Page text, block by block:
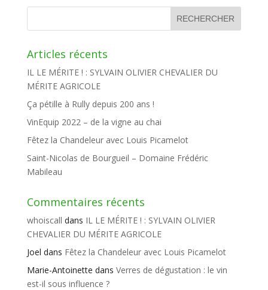
Articles récents
IL LE MÉRITE ! : SYLVAIN OLIVIER CHEVALIER DU
MÉRITE AGRICOLE
Ça pétille à Rully depuis 200 ans !
VinEquip 2022 – de la vigne au chai
Fêtez la Chandeleur avec Louis Picamelot
Saint-Nicolas de Bourgueil – Domaine Frédéric
Mabileau
Commentaires récents
whoiscall dans IL LE MÉRITE ! : SYLVAIN OLIVIER
CHEVALIER DU MÉRITE AGRICOLE
Joel dans Fêtez la Chandeleur avec Louis Picamelot
Marie-Antoinette dans Verres de dégustation : le vin
est-il sous influence ?